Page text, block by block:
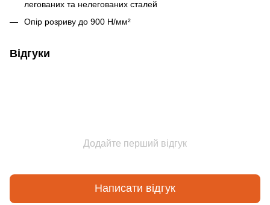
легованих та нелегованих сталей
Опір розриву до 900 Н/мм²
Відгуки
Додайте перший відгук
Написати відгук